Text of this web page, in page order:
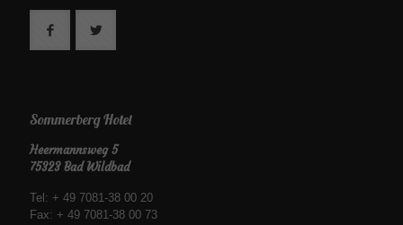
Sommerberg Hotel
Heermannsweg 5
75323 Bad Wildbad
Tel: + 49 7081-38 00 20
Fax: + 49 7081-38 00 73